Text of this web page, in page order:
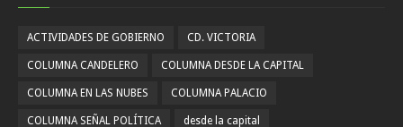
ACTIVIDADES DE GOBIERNO CD. VICTORIA
COLUMNA CANDELERO COLUMNA DESDE LA CAPITAL
COLUMNA EN LAS NUBES COLUMNA PALACIO
COLUMNA SEÑAL POLÍTICA desde la capital